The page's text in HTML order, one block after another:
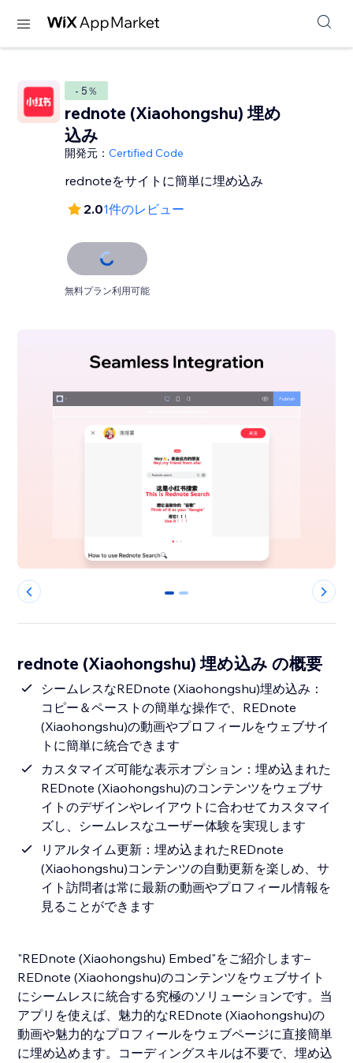
- 5％
rednote (Xiaohongshu) 埋め
込み
開発元：Certified Code
rednoteをサイトに簡単に埋め込み
2.01件のレビュー
無料プラン利用可能
0 1
rednote (Xiaohongshu) 埋め込み の概要
シームレスなREDnote (Xiaohongshu)埋め込み：
コピー＆ペーストの簡単な操作で、REDnote
(Xiaohongshu)の動画やプロフィールをウェブサイ
トに簡単に統合できます
カスタマイズ可能な表示オプション：埋め込まれた
REDnote (Xiaohongshu)のコンテンツをウェブサ
イトのデザインやレイアウトに合わせてカスタマイ
ズし、シームレスなユーザー体験を実現します
リアルタイム更新：埋め込まれたREDnote
(Xiaohongshu)コンテンツの自動更新を楽しめ、サ
イト訪問者は常に最新の動画やプロフィール情報を
見ることができます
"REDnote (Xiaohongshu) Embed"をご紹介します–
REDnote (Xiaohongshu)のコンテンツをウェブサイト
にシームレスに統合する究極のソリューションです。当
アプリを使えば、魅力的なREDnote (Xiaohongshu)の
動画や魅力的なプロフィールをウェブページに直接簡単
に埋め込めます。コーディングスキルは不要で、埋め込